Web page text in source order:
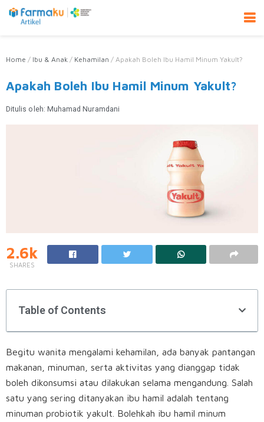
Home / Ibu & Anak / Kehamilan / Apakah Boleh Ibu Hamil Minum Yakult?
Apakah Boleh Ibu Hamil Minum Yakult?
Ditulis oleh: Muhamad Nuramdani
2.6k
SHARES
Table of Contents
Begitu wanita mengalami kehamilan, ada banyak pantangan
makanan, minuman, serta aktivitas yang dianggap tidak
boleh dikonsumsi atau dilakukan selama mengandung. Salah
satu yang sering ditanyakan ibu hamil adalah tentang
minuman probiotik yakult. Bolehkah ibu hamil minum